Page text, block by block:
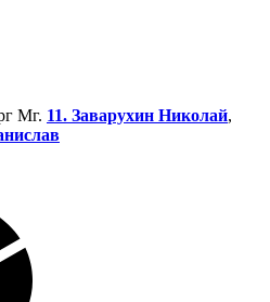
Мг. 11. Заварухин Николай,